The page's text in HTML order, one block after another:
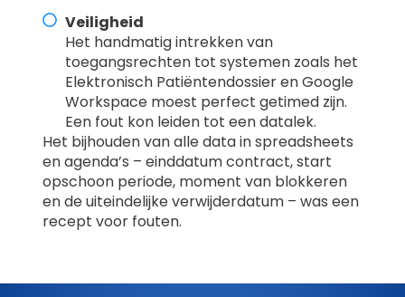
Veiligheid
Het handmatig intrekken van
toegangsrechten tot systemen zoals het
Elektronisch Patiëntendossier en Google
Workspace moest perfect getimed zijn.
Een fout kon leiden tot een datalek.
Het bijhouden van alle data in spreadsheets
en agenda’s – einddatum contract, start
opschoon periode, moment van blokkeren
en de uiteindelijke verwijderdatum – was een
recept voor fouten.